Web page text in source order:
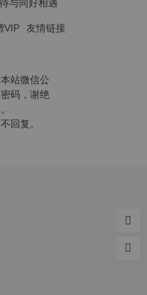
VIP 友情链接
站微信公
码，谢绝
回复。